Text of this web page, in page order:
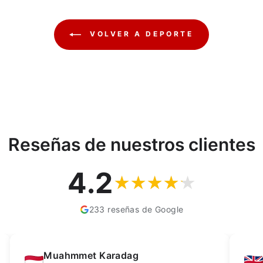
VOLVER A DEPORTE
Reseñas de nuestros clientes
4.2
233 reseñas de Google
Kay Dean